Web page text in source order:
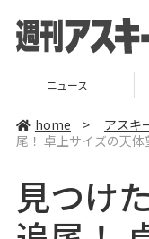
ニュース
home > アスキ
尾！ 卓上サイズの天体
見つけ